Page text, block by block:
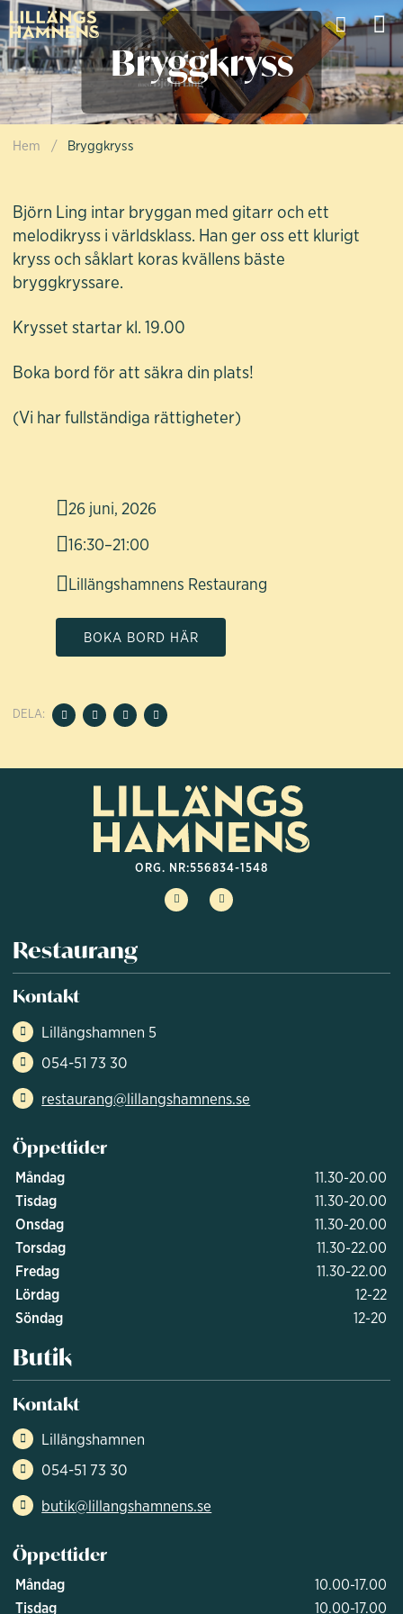
Bryggkryss
Hem / Bryggkryss
Björn Ling intar bryggan med gitarr och ett
melodikryss i världsklass. Han ger oss ett klurigt
kryss och såklart koras kvällens bäste
bryggkryssare.
Krysset startar kl. 19.00
Boka bord för att säkra din plats!
(Vi har fullständiga rättigheter)
26 juni, 2026
16:30–21:00
Lillängshamnens Restaurang
BOKA BORD HÄR
DELA:
ORG. NR:556834-1548
Restaurang
Kontakt
Lillängshamnen 5
054-51 73 30
restaurang@lillangshamnens.se
Öppettider
Måndag
11.30-20.00
Tisdag
11.30-20.00
Onsdag
11.30-20.00
Torsdag
11.30-22.00
Fredag
11.30-22.00
Lördag
12-22
Söndag
12-20
Butik
Kontakt
Lillängshamnen
054-51 73 30
butik@lillangshamnens.se
Öppettider
Måndag
10.00-17.00
Tisdag
10.00-17.00